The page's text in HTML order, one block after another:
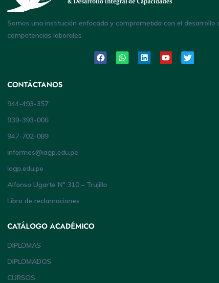
Somos una institución enfocada y comprometida con el desarrollo
competencias laborales
CONTÁCTANOS
944-493-357
939-393-006
947-702-089
informes@iagp.edu.pe
iagp.edu.pe
Alfonso Ugarte Nº 310 – Trujillo
Libro de reclamaciones
CATÁLOGO ACADÉMICO
DIPLOMAS
DIPLOMADOS
CURSOS